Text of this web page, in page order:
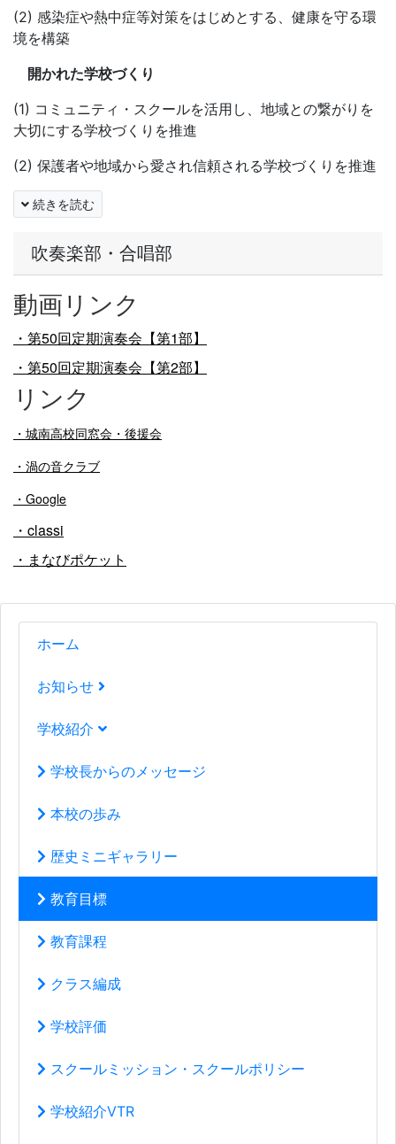
吹奏楽部・合唱部
動画リンク
・第50回定期演奏会【第1部】
・第50回定期演奏会【第2部】
リンク
・ 城南高校同窓会・後援会
・渦の音クラブ
・Google
・classi
・まなびポケット
ホーム
お知らせ
学校紹介
学校長からのメッセージ
本校の歩み
歴史ミニギャラリー
教育目標
教育課程
クラス編成
学校評価
スクールミッション・スクールポリシー
学校紹介VTR
(2) 感染症や熱中症等対策をはじめとする、健康を守る環
境を構築
開かれた学校づくり
(1) コミュニティ・スクールを活用し、地域との繋がりを
大切にする学校づくりを推進
(2) 保護者や地域から愛され信頼される学校づくりを推進
続きを読む